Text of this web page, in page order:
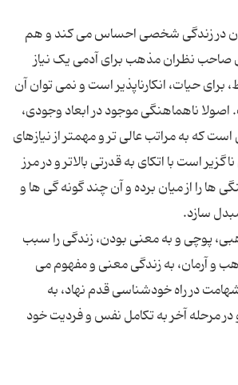
در زندگی شخصی احساس می کند و هم
نظران مذهب برای آدمی یک نیاز
حیات، انکارناپذیر است و نمی توان آن
اصولا ناهماهنگی موجود در ابعاد وجودی،
است که به مراتب عالی تر و مهمتر از نیازهای
است با اتکای به قدرتی بالاتر و در مرز
ها را از میان برده و آن چند گونه گی ها و
پوچی و به معنی بودن، زندگی را سبب
و آرمان، به زندگی معنی و مفهوم می
در راه خودشناسی قدم نهاد، به
مرحله آخر به تکامل نفس و فردیت خود